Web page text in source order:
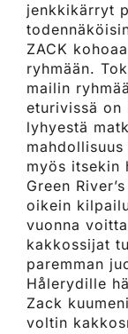
jenkkikärryt
ZACK
ryhmään.
mailin
eturivissä on
lyhyestä
myös itsekin
Green
oikein
vuonna
kakkossijat
paremman
Hålerydille
Zack
voltin